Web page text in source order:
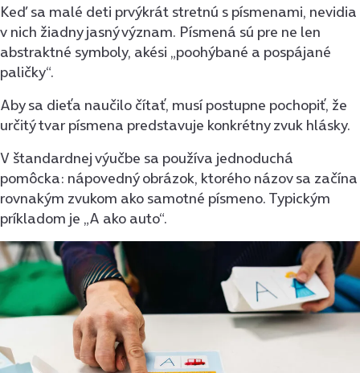
Keď sa malé deti prvýkrát stretnú s písmenami, nevidia
v nich žiadny jasný význam. Písmená sú pre ne len
abstraktné symboly, akési „poohýbané a pospájané
paličky“.
Aby sa dieťa naučilo čítať, musí postupne pochopiť, že
určitý tvar písmena predstavuje konkrétny zvuk hlásky.
V štandardnej výučbe sa používa jednoduchá
pomôcka: nápovedný obrázok, ktorého názov sa začína
rovnakým zvukom ako samotné písmeno. Typickým
príkladom je „A ako auto“.